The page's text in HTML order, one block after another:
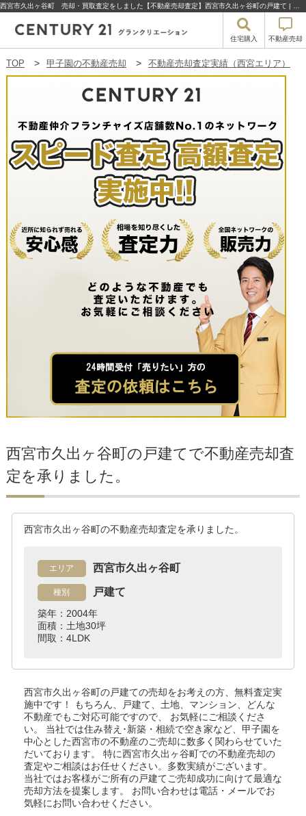
住宅購入 不動産売却
TOP 甲子園の不動産売却 不動産売却査定実績（西宮エリア）
西宮市久出ヶ谷町の戸建てで不動産売却査
定を承りました。
西宮市久出ヶ谷町の不動産売却査定を承りました。
エリア 西宮市久出ヶ谷町
種別 戸建て
築年：2004年
面積：土地30坪
間取：4LDK
西宮市久出ヶ谷町の戸建ての売却をお考えの方、無料査定実
施中です！
もちろん、戸建て、土地、マンション、どんな
不動産でもご対応可能ですので、 お気軽にご相談くださ
い。
当社では住み替え･新築・相続で空き家など、甲子園を
中心とした西宮市の不動産のご売却に数多く関わらせていた
だいております。
特に西宮市久出ヶ谷町での不動産売却の
査定やご相談はお任せください。多数実績がございます。
当社ではお客様がご所有の戸建てご売却成功に向けて最適な
売却方法を提案します。
お問い合わせは電話・メールでお
気軽にお問い合わせください。